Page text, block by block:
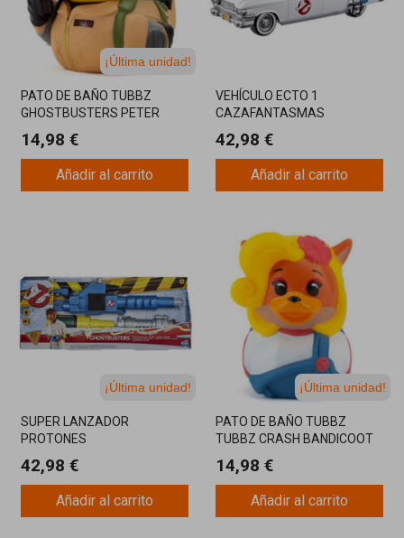
¡Última unidad!
PATO DE BAÑO TUBBZ
GHOSTBUSTERS PETER
14,98 €
Añadir al carrito
VEHÍCULO ECTO 1
CAZAFANTASMAS
42,98 €
Añadir al carrito
¡Última unidad!
SUPER LANZADOR
PROTONES
42,98 €
Añadir al carrito
¡Última unidad!
PATO DE BAÑO TUBBZ
TUBBZ CRASH BANDICOOT
14,98 €
Añadir al carrito